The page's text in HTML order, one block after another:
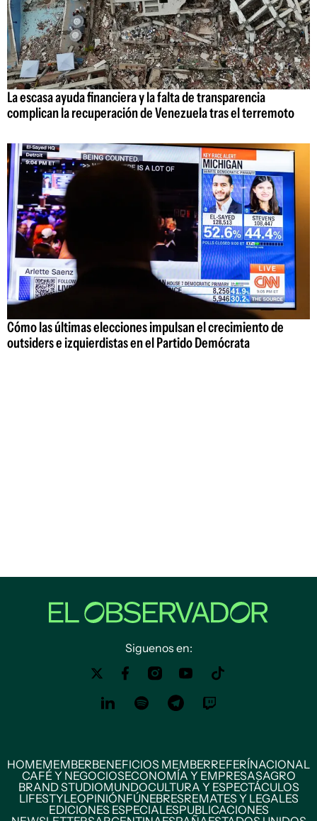
La escasa ayuda financiera y la falta de transparencia
complican la recuperación de Venezuela tras el terremoto
Cómo las últimas elecciones impulsan el crecimiento de
outsiders e izquierdistas en el Partido Demócrata
Siguenos en:
HOMEMEMBERBENEFICIOS MEMBERREFERÍNACIONAL
CAFÉ Y NEGOCIOSECONOMÍA Y EMPRESASAGRO
BRAND STUDIOMUNDOCULTURA Y ESPECTÁCULOS
LIFESTYLEOPINIÓNFÚNEBRESREMATES Y LEGALES
EDICIONES ESPECIALESPUBLICACIONES